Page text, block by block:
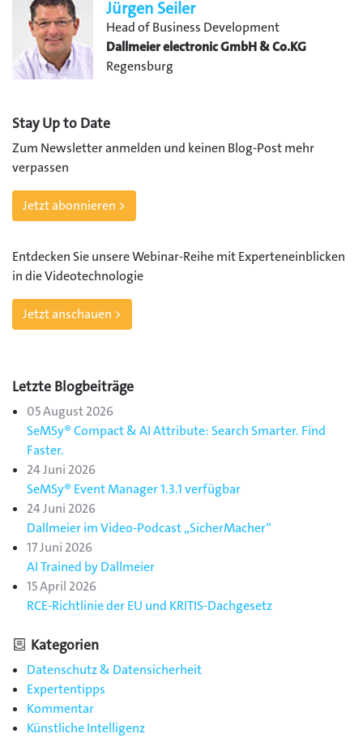
Jürgen Seiler
Head of Business Development
Dallmeier electronic GmbH & Co.KG
Regensburg
Stay Up to Date
Zum Newsletter anmelden und keinen Blog-Post mehr
verpassen
Jetzt abonnieren >
Entdecken Sie unsere Webinar-Reihe mit Experteneinblicken
in die Videotechnologie
Jetzt anschauen >
Letzte Blogbeiträge
05 August 2026
SeMSy® Compact & AI Attribute: Search Smarter. Find
Faster.
24 Juni 2026
SeMSy® Event Manager 1.3.1 verfügbar
24 Juni 2026
Dallmeier im Video-Podcast „SicherMacher“
17 Juni 2026
AI Trained by Dallmeier
15 April 2026
RCE-Richtlinie der EU und KRITIS-Dachgesetz
Kategorien
Datenschutz & Datensicherheit
Expertentipps
Kommentar
Künstliche Intelligenz